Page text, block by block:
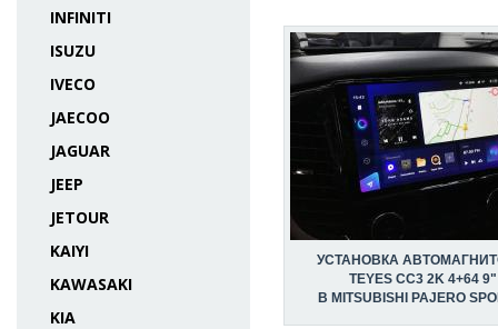
INFINITI
ISUZU
IVECO
JAECOO
JAGUAR
JEEP
JETOUR
KAIYI
KAWASAKI
KIA
УСТАНОВКА
TEYES CC3 2K 4+64 9"
В MITSUBISHI PAJERO